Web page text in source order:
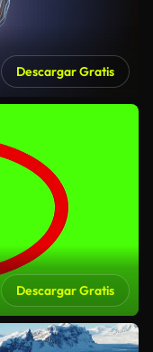
Descargar Gratis
Descargar Gratis